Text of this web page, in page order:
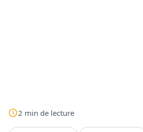
2 min de lecture